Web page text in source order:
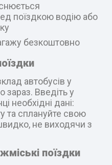
поїздкою водію або
безкоштовно
автобусів у
зараз. Введіть у
необхідні дані:
та сплануйте свою
не виходячи з
поїздки